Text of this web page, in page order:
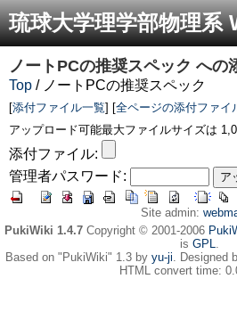
琉球大学理学部物理系
ノートPCの推奨スペック への
Top / ノートPCの推奨スペック
[添付ファイル一覧] [全ページの添付ファイ
アップロード可能最大ファイルサイズは
添付ファイル:
管理者パスワード:
Site admin:
PukiWiki 1.4.7 Copyright © 2001-2006
is GPL.
Based on "PukiWiki" 1.3 by yu-ji. Designed
HTML convert time: